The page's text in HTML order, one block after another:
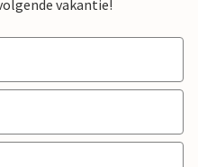
vakantie!